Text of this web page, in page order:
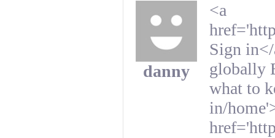
danny
<a
Sign
globally
what to
in/